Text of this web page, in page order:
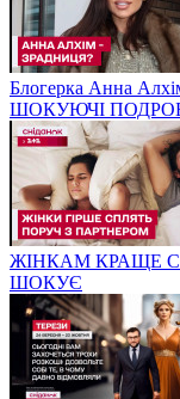
Блогерка Анна
ШОКУЮЧІ
ЖІНКАМ КРАЩЕ
ШОКУЄ